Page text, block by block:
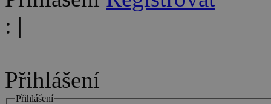
: |
Přihlášení
Přihlášení